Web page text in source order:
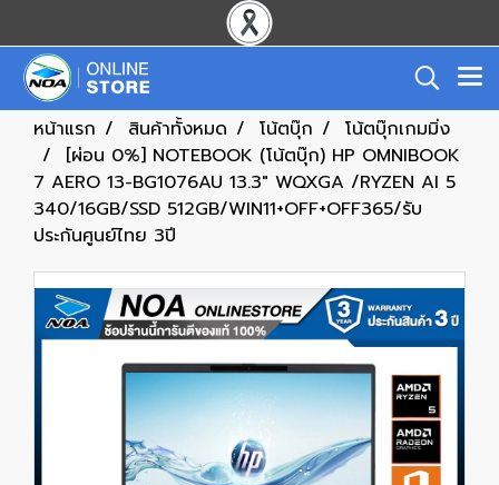
หน้าแรก สินค้าทั้งหมด โน้ตบุ๊ก
โน้ตบุ๊กเกมมิ่ง
[ผ่อน 0%] NOTEBOOK (โน้ตบุ๊ก) HP OMNIBOOK
7 AERO 13-BG1076AU 13.3" WQXGA /RYZEN AI 5
340/16GB/SSD 512GB/WIN11+OFF+OFF365/รับ
ประกันศูนย์ไทย 3ปี